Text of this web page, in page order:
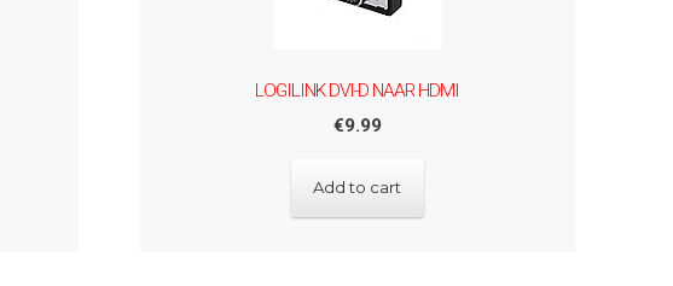
LOGILINK DVI-D NAAR HDMI
€9.99
Add to cart